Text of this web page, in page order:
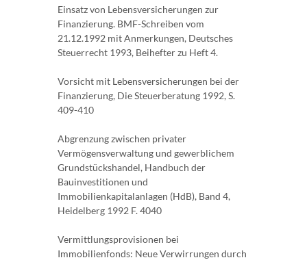
Einsatz von Lebensversicherungen zur
Finanzierung. BMF-Schreiben vom
21.12.1992 mit Anmerkungen, Deutsches
Steuerrecht 1993, Beihefter zu Heft 4.
Vorsicht mit Lebensversicherungen bei der
Finanzierung, Die Steuerberatung 1992, S.
409-410
Abgrenzung zwischen privater
Vermögensverwaltung und gewerblichem
Grundstückshandel, Handbuch der
Bauinvestitionen und
Immobilienkapitalanlagen (HdB), Band 4,
Heidelberg 1992 F. 4040
Vermittlungsprovisionen bei
Immobilienfonds: Neue Verwirrungen durch